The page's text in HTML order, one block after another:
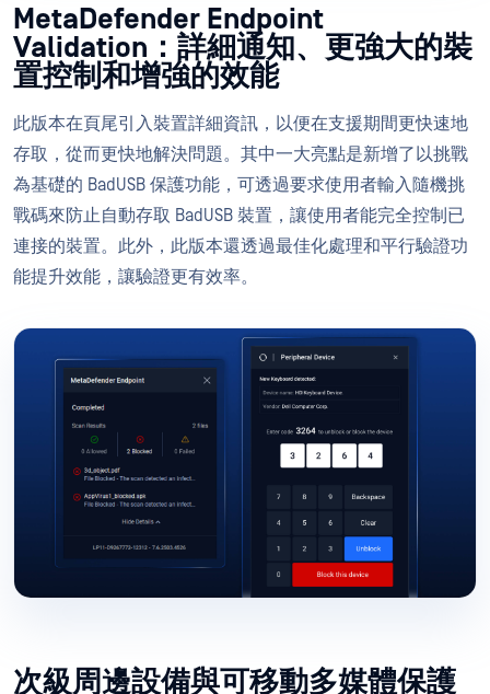
MetaDefender Endpoint
Validation：詳細通知、更強大的裝
置控制和增強的效能
此版本在頁尾引入裝置詳細資訊，以便在支援期間更快速地
存取，從而更快地解決問題。其中一大亮點是新增了以挑戰
為基礎的 BadUSB 保護功能，可透過要求使用者輸入隨機挑
戰碼來防止自動存取 BadUSB 裝置，讓使用者能完全控制已
連接的裝置。此外，此版本還透過最佳化處理和平行驗證功
能提升效能，讓驗證更有效率。
次級周邊設備與可移動多媒體保護